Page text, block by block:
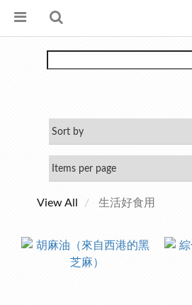
View All 生活好食用